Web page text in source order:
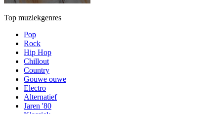
Top muziekgenres
Pop
Rock
Hip Hop
Chillout
Country
Gouwe ouwe
Electro
Alternatief
Jaren '80